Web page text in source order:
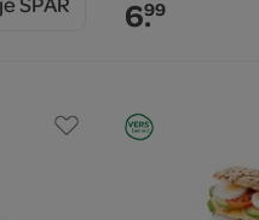
6.99